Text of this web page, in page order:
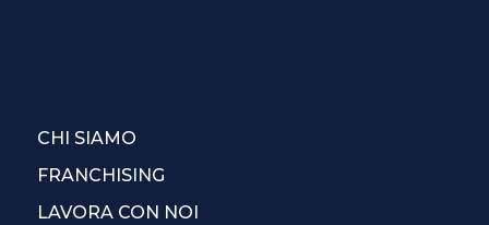
CHI SIAMO
FRANCHISING
LAVORA CON NOI